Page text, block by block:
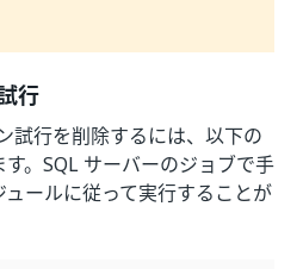
行
試行を削除するには、以下の
。SQL サーバーのジョブで手
ールに従って実行することが